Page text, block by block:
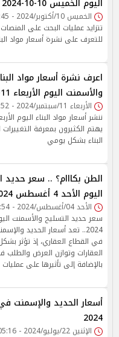
اليوم الخميس 10-10-2024
الخميس 10/أكتوبر/2024 - 12:45 م
تتزايد عمليات البحث على المنصات
للتعرف على نشرة أسعار مواد
اعرف نشرة أسعار مواد
والأسمنت اليوم الأربعاء 11-9-2024
الأربعاء 11/سبتمبر/2024 - 09:52 ص
يهتم الكثيرون بمعرفة
البناء بشكل يومي
الطن بكااام؟ .. سعر حديد
اليوم الأحد 4 أغسطس 2024
الأحد 04/أغسطس/2024 - 07:54 م
2024.. تعد أسعار الحديد
في القطاع العقاري، إذ تؤثر
العقارات وتوازن العرض
بالإضافة إلى تأثيرها على عمليات
2024
الإثنين 22/يوليو/2024 - 05:16 م